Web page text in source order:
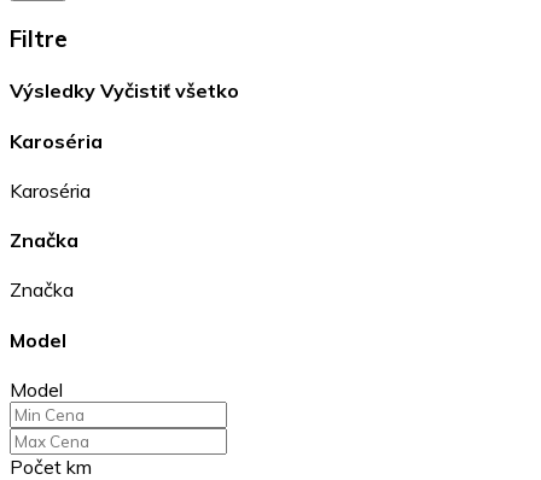
Filtre
Výsledky Vyčistiť všetko
Karoséria
Karoséria
Značka
Značka
Model
Model
Počet km